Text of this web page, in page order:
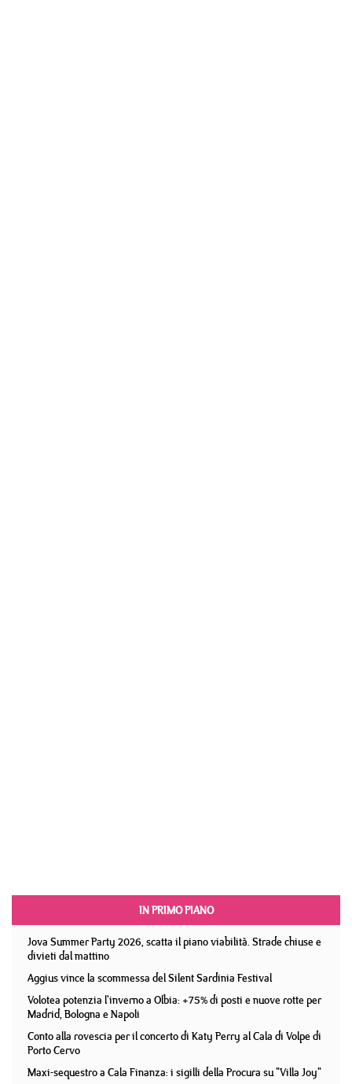
IN PRIMO PIANO
Jova Summer Party 2026, scatta il piano viabilità. Strade chiuse e
divieti dal mattino
Aggius vince la scommessa del Silent Sardinia Festival
Volotea potenzia l'inverno a Olbia: +75% di posti e nuove rotte per
Madrid, Bologna e Napoli
Conto alla rovescia per il concerto di Katy Perry al Cala di Volpe di
Porto Cervo
Maxi-sequestro a Cala Finanza: i sigilli della Procura su "Villa Joy"